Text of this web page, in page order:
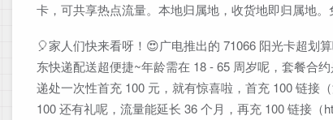
卡，可共享热点流量。本地归属地，收货地即归属地。
🎈家人们快来看呀！😍广电推出的 71066 阳光卡超划
东快递配送超便捷~年龄需在 18 - 65 周岁呢，套餐合
递处一次性首充 100 元，就有惊喜啦，首充 100 链接
100 还有礼呢，流量能延长 36 个月，再充 100 链接（